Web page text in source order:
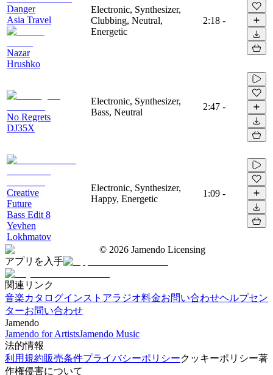
Danger
Asia Travel
Nazar
Hrushko
Electronic, Synthesizer,
Clubbing, Neutral,
Energetic
2:18 -
No Regrets
DJ35X
Electronic, Synthesizer,
Bass, Neutral
2:47 -
Creative
Future
Bass Edit 8
Yevhen
Lokhmatov
Electronic, Synthesizer,
Happy, Energetic
1:09 -
© 2026 Jamendo Licensing
アプリを入手
関連リンク
音楽カタログインストアラジオ料金お問い合わせヘルプセン
ターお問い合わせ
Jamendo
Jamendo for ArtistsJamendo Music
法的情報
利用規約販売条件プライバシーポリシークッキーポリシー著
作権侵害について